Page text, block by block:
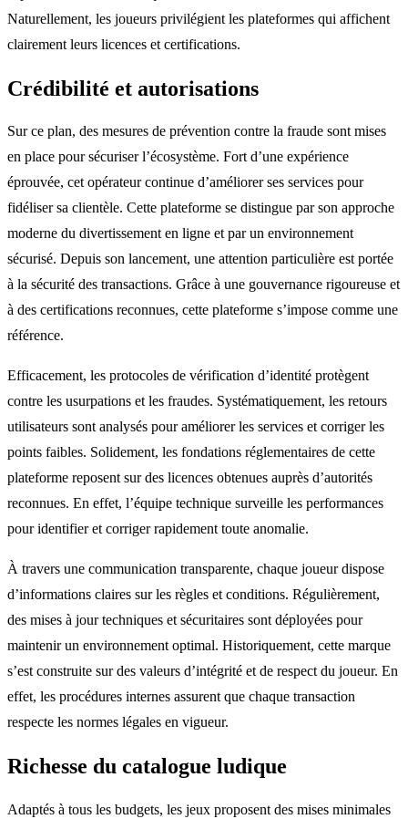
Naturellement, les joueurs privilégient les plateformes qui affichent
clairement leurs licences et certifications.
Crédibilité et autorisations
Sur ce plan, des mesures de prévention contre la fraude sont mises
en place pour sécuriser l’écosystème. Fort d’une expérience
éprouvée, cet opérateur continue d’améliorer ses services pour
fidéliser sa clientèle. Cette plateforme se distingue par son approche
moderne du divertissement en ligne et par un environnement
sécurisé. Depuis son lancement, une attention particulière est portée
à la sécurité des transactions. Grâce à une gouvernance rigoureuse et
à des certifications reconnues, cette plateforme s’impose comme une
référence.
Efficacement, les protocoles de vérification d’identité protègent
contre les usurpations et les fraudes. Systématiquement, les retours
utilisateurs sont analysés pour améliorer les services et corriger les
points faibles. Solidement, les fondations réglementaires de cette
plateforme reposent sur des licences obtenues auprès d’autorités
reconnues. En effet, l’équipe technique surveille les performances
pour identifier et corriger rapidement toute anomalie.
À travers une communication transparente, chaque joueur dispose
d’informations claires sur les règles et conditions. Régulièrement,
des mises à jour techniques et sécuritaires sont déployées pour
maintenir un environnement optimal. Historiquement, cette marque
s’est construite sur des valeurs d’intégrité et de respect du joueur. En
effet, les procédures internes assurent que chaque transaction
respecte les normes légales en vigueur.
Richesse du catalogue ludique
Adaptés à tous les budgets, les jeux proposent des mises minimales